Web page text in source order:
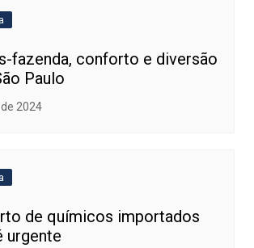
fazenda, conforto e diversão
Paulo
2024
de químicos importados
urgente